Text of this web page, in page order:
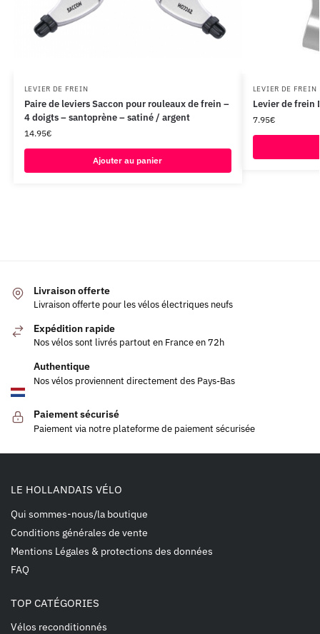
LEVIER DE FREIN
Paire de leviers Saccon pour rouleaux de frein –
4 doigts – santoprène – satiné / argent
14.95€
Ajouter au panier
LEVIER DE FREIN
Levier de frein
7.95€
Livraison offerte
Livraison offerte pour les vélos électriques neufs
Expédition rapide
Nos vélos sont livrés partout en France en 72h
Authentique
Nos vélos proviennent directement des Pays-Bas
Paiement sécurisé
Paiement via notre plateforme de paiement sécurisée
LE HOLLANDAIS VÉLO
Qui sommes-nous/la boutique
Conditions générales de vente
Mentions Légales & protections des données
FAQ
TOP CATÉGORIES
Vélos reconditionnés